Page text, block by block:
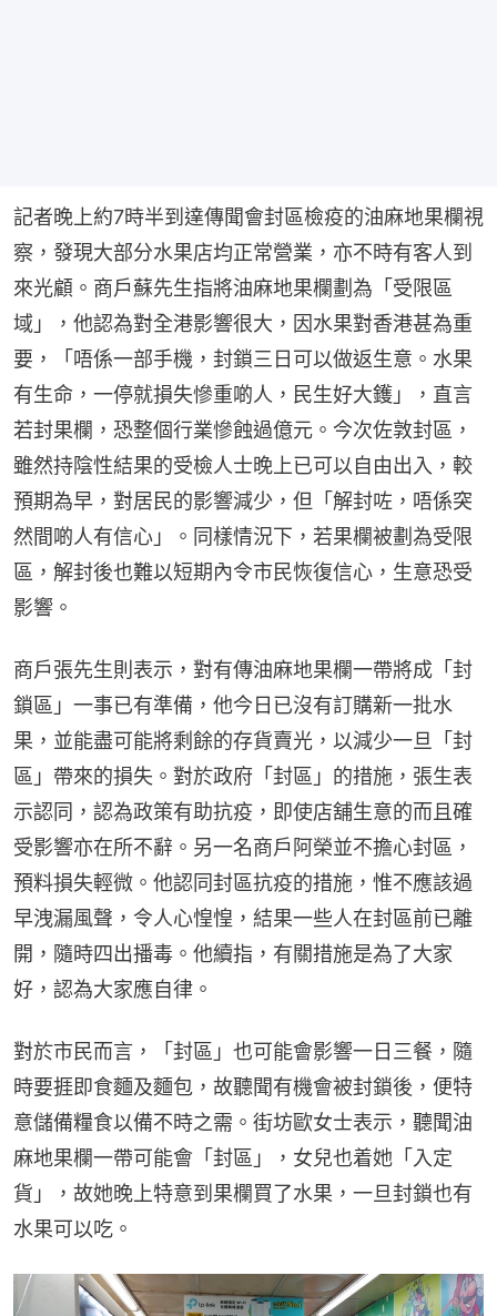
記者晚上約7時半到達傳聞會封區檢疫的油麻地果欄視
察，發現大部分水果店均正常營業，亦不時有客人到
來光顧。商戶蘇先生指將油麻地果欄劃為「受限區
域」，他認為對全港影響很大，因水果對香港甚為重
要，「唔係一部手機，封鎖三日可以做返生意。水果
有生命，一停就損失慘重啲人，民生好大鑊」，直言
若封果欄，恐整個行業慘蝕過億元。今次佐敦封區，
雖然持陰性結果的受檢人士晚上已可以自由出入，較
預期為早，對居民的影響減少，但「解封咗，唔係突
然間啲人有信心」。同樣情況下，若果欄被劃為受限
區，解封後也難以短期內令市民恢復信心，生意恐受
影響。
商戶張先生則表示，對有傳油麻地果欄一帶將成「封
鎖區」一事已有準備，他今日已沒有訂購新一批水
果，並能盡可能將剩餘的存貨賣光，以減少一旦「封
區」帶來的損失。對於政府「封區」的措施，張生表
示認同，認為政策有助抗疫，即使店舖生意的而且確
受影響亦在所不辭。另一名商戶阿榮並不擔心封區，
預料損失輕微。他認同封區抗疫的措施，惟不應該過
早洩漏風聲，令人心惶惶，結果一些人在封區前已離
開，隨時四出播毒。他續指，有關措施是為了大家
好，認為大家應自律。
對於市民而言，「封區」也可能會影響一日三餐，隨
時要捱即食麵及麵包，故聽聞有機會被封鎖後，便特
意儲備糧食以備不時之需。街坊歐女士表示，聽聞油
麻地果欄一帶可能會「封區」，女兒也着她「入定
貨」，故她晚上特意到果欄買了水果，一旦封鎖也有
水果可以吃。